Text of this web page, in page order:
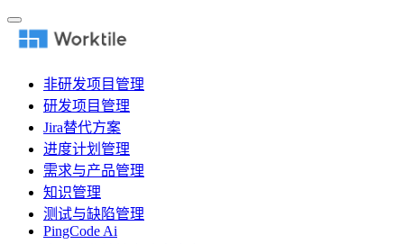
非研发项目管理
研发项目管理
Jira替代方案
进度计划管理
需求与产品管理
知识管理
测试与缺陷管理
PingCode Ai